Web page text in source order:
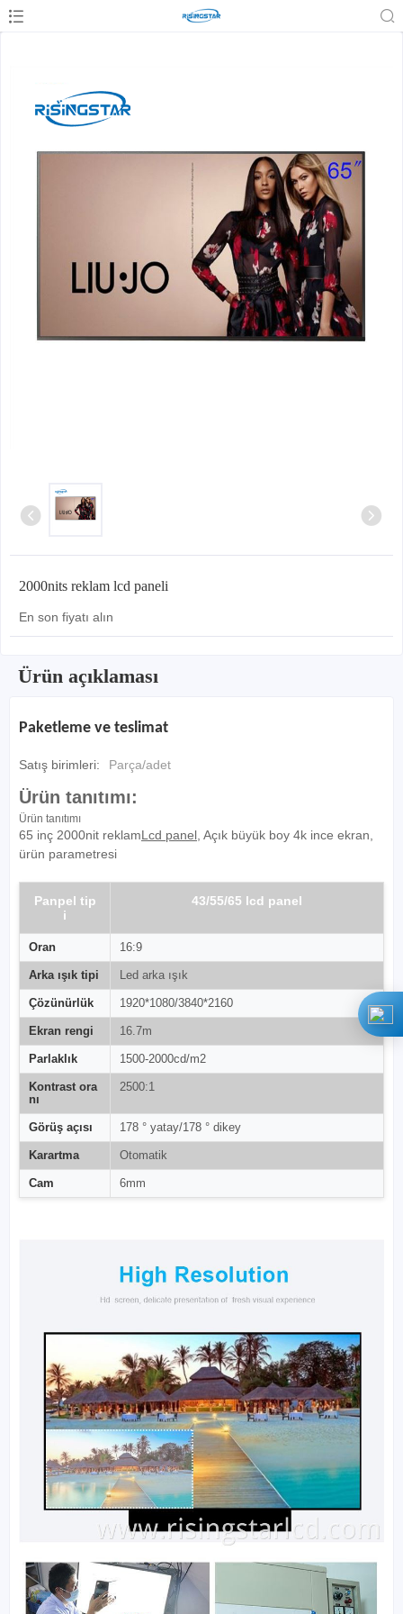
2000nits reklam lcd paneli
En son fiyatı alın
Ürün açıklaması
Paketleme ve teslimat
Satış birimleri: Parça/adet
Ürün tanıtımı:
Ürün tanıtımı
65 inç 2000nit reklamLcd panel , Açık büyük boy 4k ince ekran,
ürün parametresi
Panpel tip
i
43/55/65 lcd panel
Oran 16:9
Arka ışık tipi Led arka ışık
Çözünürlük 1920*1080/3840*2160
Ekran rengi 16.7m
Parlaklık 1500-2000cd/m2
Kontrast ora
nı
2500:1
Görüş açısı 178 ° yatay/178 ° dikey
Karartma Otomatik
Cam 6mm